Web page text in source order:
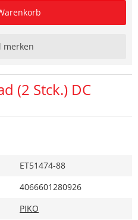
merken
(2 Stck.) DC
ET51474-88
4066601280926
PIKO